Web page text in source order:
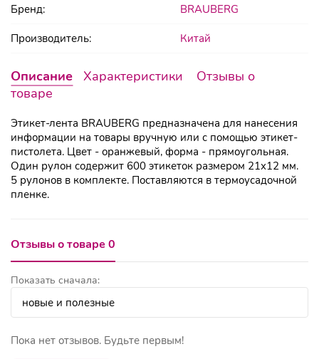
Бренд: BRAUBERG
Производитель: Китай
Описание Характеристики
Отзывы о
товаре
Этикет-лента BRAUBERG предназначена для нанесения
информации на товары вручную или с помощью этикет-
пистолета. Цвет - оранжевый, форма - прямоугольная.
Один рулон содержит 600 этикеток размером 21x12 мм.
5 рулонов в комплекте. Поставляются в термоусадочной
пленке.
Отзывы о товаре 0
Показать сначала:
Пока нет отзывов. Будьте первым!